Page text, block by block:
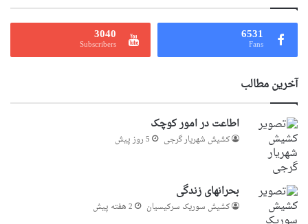
6531
Fans
3040
Subscribers
آخرین مطالب
اطاعت در امور کوچک
کشیش شهریار گرجى 5 روز پیش
بحرانهای زندگی
کشیش سوریک سرکیسیان 2 هفته پیش